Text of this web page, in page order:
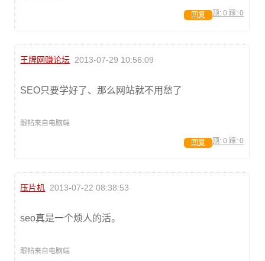
顶: 0 踩: 0
回复
王牌网赚论坛 2013-07-29 10:56:09
SEO只要学好了、那么网站就不用愁了
跟帖来自电脑端
顶: 0 踩: 0
回复
压片机 2013-07-22 08:38:53
seo真是一个烦人的活。
跟帖来自电脑端